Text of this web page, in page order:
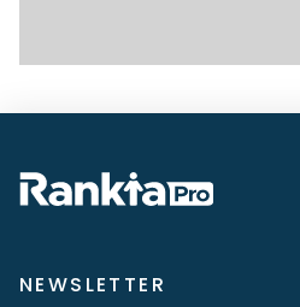
NEWSLETTER